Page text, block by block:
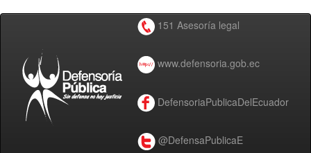
151 Asesoría legal
www.defensoria.gob.ec
DefensoriaPublicaDelEcuador
@DefensaPublicaE